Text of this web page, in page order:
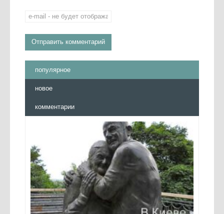
популярное
новое
комментарии